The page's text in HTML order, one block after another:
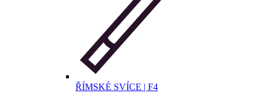
ŘÍMSKÉ SVÍCE | F4